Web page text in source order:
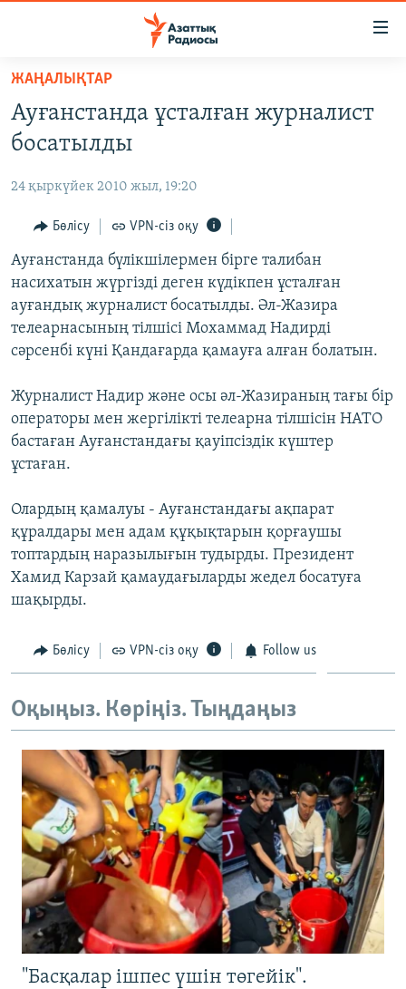
Skip
main
content
to
Navigation
Skip
to
Search
САЯСАТ
ҚАҢТАР ОҚИҒАСЫ
АДАМ ҚҰҚЫҚТАРЫ
ӘЛЕУМЕТ
ӘЛЕМ
АРНАЙЫ ЖОБАЛАР
ЖАЗЫЛЫҢЫЗ
Басқа тілдерде
ЖАҢАЛЫҚТАР
Ауғанстанда ұсталған журналист
босатылды
24 қыркүйек 2010 жыл, 19:20
Бөлісу VPN-сіз оқу
Ауғанстанда бүлікшілермен бірге талибан
насихатын жүргізді деген күдікпен ұсталған
ауғандық журналист босатылды. Әл-Жазира
телеарнасының тілшісі Мохаммад Надирді
сәрсенбі күні Қандағарда қамауға алған болатын.
Журналист Надир және осы әл-Жазираның тағы бір
операторы мен жергілікті телеарна тілшісін НАТО
бастаған Ауғанстандағы қауіпсіздік күштер
ұстаған.
Олардың қамалуы - Ауғанстандағы ақпарат
құралдары мен адам құқықтарын қорғаушы
топтардың наразылығын тудырды. Президент
Хамид Карзай қамаудағыларды жедел босатуға
шақырды.
Бөлісу VPN-сіз оқу Follow us
Оқыңыз. Көріңіз. Тыңдаңыз
"Басқалар ішпес үшін төгейік".